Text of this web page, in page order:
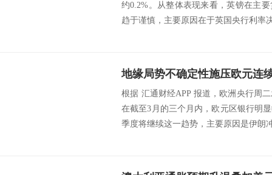
约0.2%。从整体表现来看，英镑在主
趋于谨慎，主要原因在于英国央行利率
地缘局势不确定性施压欧元连
根据 汇通财经APP 报道，欧洲央行周
在截至3月的三个月内，欧元区银行明
季度将继续这一趋势，主要原因是伊朗